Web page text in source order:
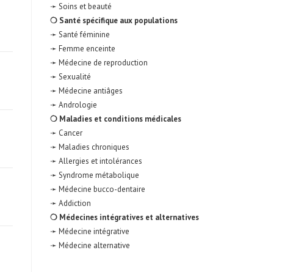
➛ Soins et beauté
❍ Santé spécifique aux populations
➛ Santé féminine
➛ Femme enceinte
➛ Médecine de reproduction
➛ Sexualité
➛ Médecine antiâges
➛ Andrologie
❍ Maladies et conditions médicales
➛ Cancer
➛ Maladies chroniques
➛ Allergies et intolérances
➛ Syndrome métabolique
➛ Médecine bucco-dentaire
➛ Addiction
❍ Médecines intégratives et alternatives
➛ Médecine intégrative
➛ Médecine alternative